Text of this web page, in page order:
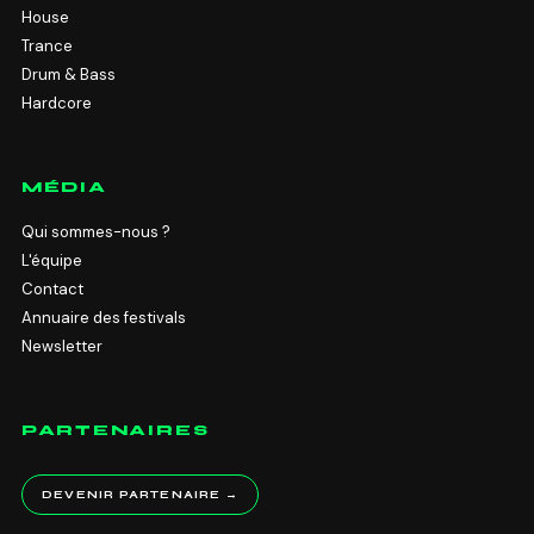
House
Trance
Drum & Bass
Hardcore
MÉDIA
Qui sommes-nous ?
L'équipe
Contact
Annuaire des festivals
Newsletter
PARTENAIRES
DEVENIR PARTENAIRE →